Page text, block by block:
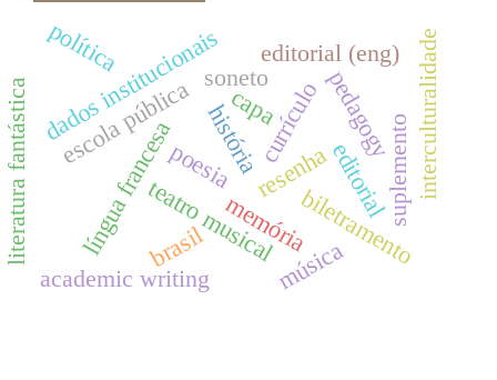
teatro musical
brasil
históriaresenhaeditorial
língua francesa
escola pública currículo
memória
dados institucionais
biletramento
capa
suplemento
poesia
música
soneto pedagogy
academic writing
editorial (eng)
literatura fantástica
política interculturalidade